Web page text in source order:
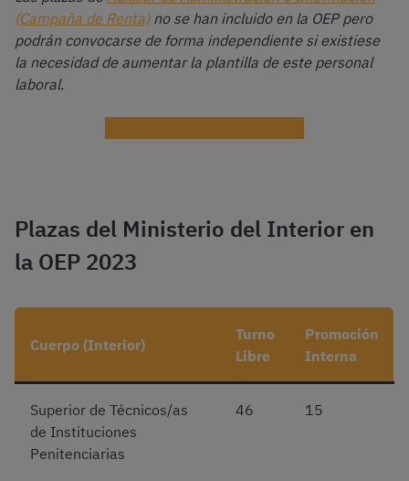
(Campaña de Renta)no se han incluido en la OEP pero
podrán convocarse de forma independiente si existiese
la necesidad de aumentar la plantilla de este personal
laboral.
Plazas del Ministerio del Interior en
la OEP 2023
Cuerpo (Interior)
Turno
Libre
Promoción
Interna
Superior de Técnicos/as
de Instituciones
Penitenciarias
46 15